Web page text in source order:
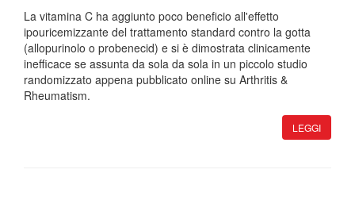
La vitamina C ha aggiunto poco beneficio all'effetto
ipouricemizzante del trattamento standard contro la gotta
(allopurinolo o probenecid) e si è dimostrata clinicamente
inefficace se assunta da sola da sola in un piccolo studio
randomizzato appena pubblicato online su Arthritis &
Rheumatism.
LEGGI